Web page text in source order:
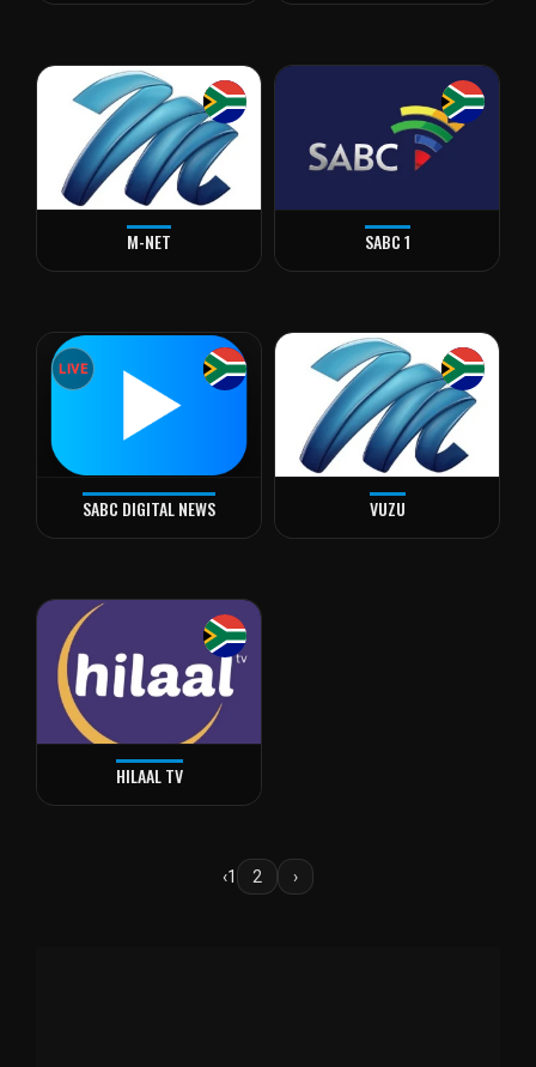
M-NET SABC 1
LIVE
alt="SABC Digital News" loading="lazy" decoding="async" />
SABC DIGITAL NEWS VUZU
HILAAL TV
‹1 2 ›